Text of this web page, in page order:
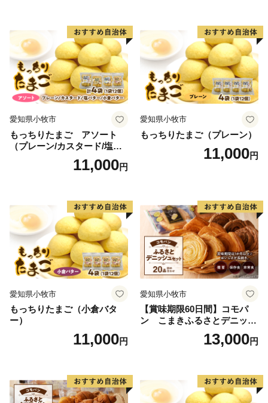
愛知県小牧市
もっちりたまご アソート
（プレーン/カスタード/塩バ
ター/小倉バター）11,000円
愛知県小牧市
もっちりたまご（プレーン）
11,000円
愛知県小牧市
もっちりたまご（小倉バタ
ー）
11,000円
愛知県小牧市
【賞味期限60日間】コモパ
ン こまきふるさとデニッシ
ュセット（20個入り）／災害
用備蓄 保存食 非常食 防災グ
13,000円